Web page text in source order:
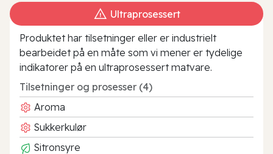
Ultraprosessert
Produktet har tilsetninger eller er industrielt
bearbeidet på en måte som vi mener er tydelige
indikatorer på en ultraprosessert matvare.
Tilsetninger og prosesser (4)
Aroma
Sukkerkulør
Sitronsyre